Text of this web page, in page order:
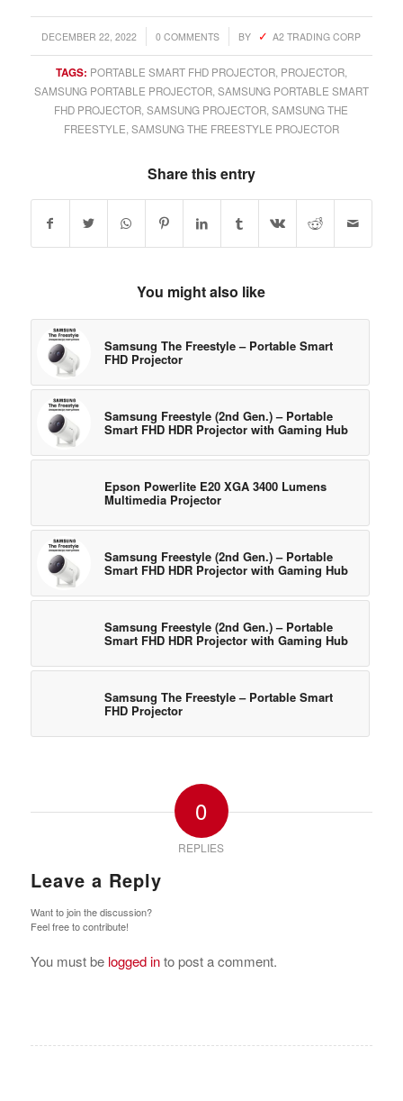
DECEMBER 22, 2022
/ 0 COMMENTS
/ BY A2 TRADING CORP
TAGS: PORTABLE SMART FHD PROJECTOR, PROJECTOR,
SAMSUNG PORTABLE PROJECTOR, SAMSUNG PORTABLE SMART
FHD PROJECTOR ,SAMSUNG PROJECTOR ,SAMSUNG THE
FREESTYLE SAMSUNG THE FREESTYLE PROJECTOR
Share this entry
You might also like
Samsung The Freestyle – Portable Smart
FHD Projector
Samsung Freestyle (2nd Gen.) – Portable
Smart FHD HDR Projector with Gaming Hub
Epson Powerlite E20 XGA 3400 Lumens
Multimedia Projector
Samsung Freestyle (2nd Gen.) – Portable
Smart FHD HDR Projector with Gaming Hub
Samsung Freestyle (2nd Gen.) – Portable
Smart FHD HDR Projector with Gaming Hub
Samsung The Freestyle – Portable Smart
FHD Projector
0
REPLIES
Leave a Reply
Want to join the discussion?
Feel free to contribute!
You must be logged into post a comment.